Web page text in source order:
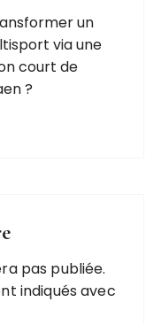
un
via une
court de
?
pas publiée.
indiqués avec